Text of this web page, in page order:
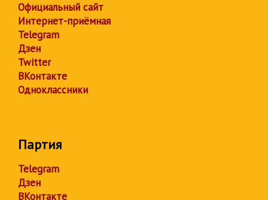
Официальный сайт
Интернет-приёмная
Telegram
Дзен
Twitter
ВКонтакте
Одноклассники
Партия
Telegram
Дзен
ВКонтакте